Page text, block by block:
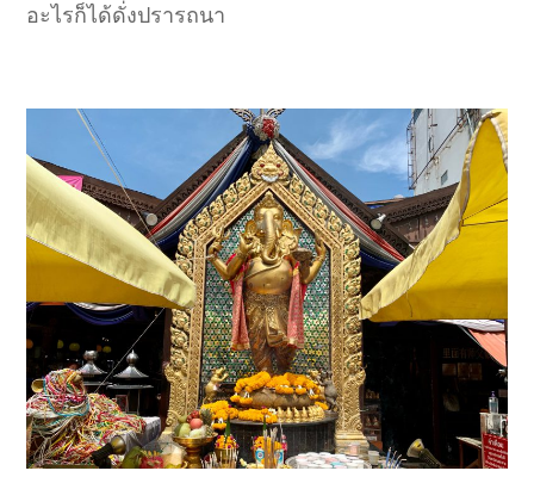
อะไรก็ได้ดั่งปรารถนา